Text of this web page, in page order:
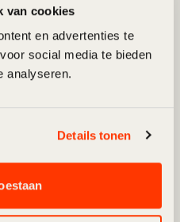
van cookies
en advertenties te
social media te bieden
analyseren.
Details tonen
spectaculaire
het hele land reizen af
Dag en Goud live
GelreDome kent, weet
sneller, goedkoper en
aan te komen.
Slinger App